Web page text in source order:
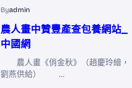
Byadmin
農人畫中贊豐產查包養網站_
中國網
農人畫《俏金秋》（趙慶玲繪，
劉燕供給） …